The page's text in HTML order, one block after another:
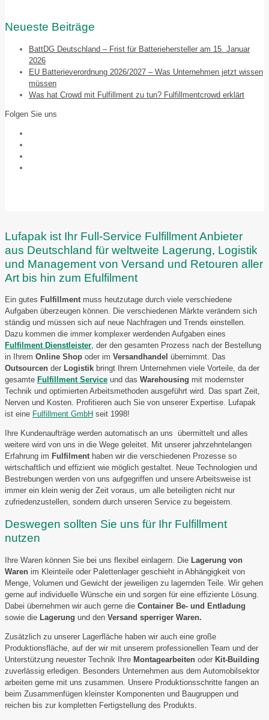
Neueste Beiträge
BattDG Deutschland – Frist für Batteriehersteller am 15. Januar
2026
EU Batterieverordnung 2026/2027 – Was Unternehmen jetzt wissen
müssen
Was hat Crowd mit Fulfillment zu tun? Fulfillmentcrowd erklärt
Folgen Sie uns
Lufapak ist Ihr Full-Service Fulfillment Anbieter
aus Deutschland für weltweite Lagerung, Logistik
und Management von Versand und Retouren aller
Art bis hin zum Efulfilment
Ein gutes Fulfillmentmuss heutzutage durch viele verschiedene
Aufgaben überzeugen können. Die verschiedenen Märkte verändern sich
ständig und müssen sich auf neue Nachfragen und Trends einstellen.
Dazu kommen die immer komplexer werdenden Aufgaben eines
Fulfilment Dienstleister, der den gesamten Prozess nach der Bestellung
in Ihrem Online Shop oder im Versandhandel übernimmt. Das
Outsourcen der Logistik bringt Ihrem Unternehmen viele Vorteile, da der
gesamte Fulfillment Service und das Warehousing mit modernster
Technik und optimierten Arbeitsmethoden ausgeführt wird. Das spart Zeit,
Nerven und Kosten. Profitieren auch Sie von unserer Expertise. Lufapak
ist eine Fulfillment GmbH seit 1998!
Ihre Kundenaufträge werden automatisch an uns übermittelt und alles
weitere wird von uns in die Wege geleitet. Mit unserer jahrzehntelangen
Erfahrung im Fulfilmenthaben wir die verschiedenen Prozesse so
wirtschaftlich und effizient wie möglich gestaltet. Neue Technologien und
Bestrebungen werden von uns aufgegriffen und unsere Arbeitsweise ist
immer ein klein wenig der Zeit voraus, um alle beteiligten nicht nur
zufriedenzustellen, sondern durch unseren Service zu begeistern.
Deswegen sollten Sie uns für Ihr Fulfillment
nutzen
Ihre Waren können Sie bei uns flexibel einlagern. Die Lagerung von
Waren im Kleinteile oder Palettenlager geschieht in Abhängigkeit von
Menge, Volumen und Gewicht der jeweiligen zu lagernden Teile. Wir gehen
gerne auf individuelle Wünsche ein und sorgen für eine effiziente Lösung.
Dabei übernehmen wir auch gerne die Container Be- und Entladung
sowie die Lagerung und den Versand sperriger Waren.
Zusätzlich zu unserer Lagerfläche haben wir auch eine große
Produktionsfläche, auf der wir mit unserem professionellen Team und der
Unterstützung neuester Technik Ihre Montagearbeiten oder Kit-Building
zuverlässig erledigen. Besonders Unternehmen aus dem Automobilsektor
arbeiten gerne mit uns zusammen. Unsere Produktionsschritte fangen an
beim Zusammenfügen kleinster Komponenten und Baugruppen und
reichen bis zur kompletten Fertigstellung des Produkts.